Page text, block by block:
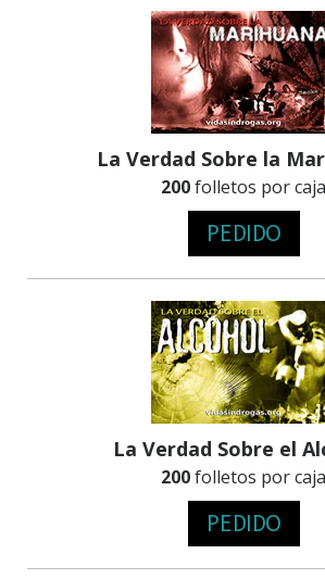
La Verdad Sobre la
200folletos por caja
PEDIDO
La Verdad Sobre el
200folletos por caja
PEDIDO